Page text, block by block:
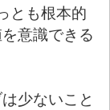
とも根本的
意識できる
少ないこと